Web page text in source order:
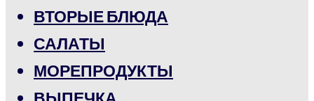
ВТОРЫЕ БЛЮДА
САЛАТЫ
МОРЕПРОДУКТЫ